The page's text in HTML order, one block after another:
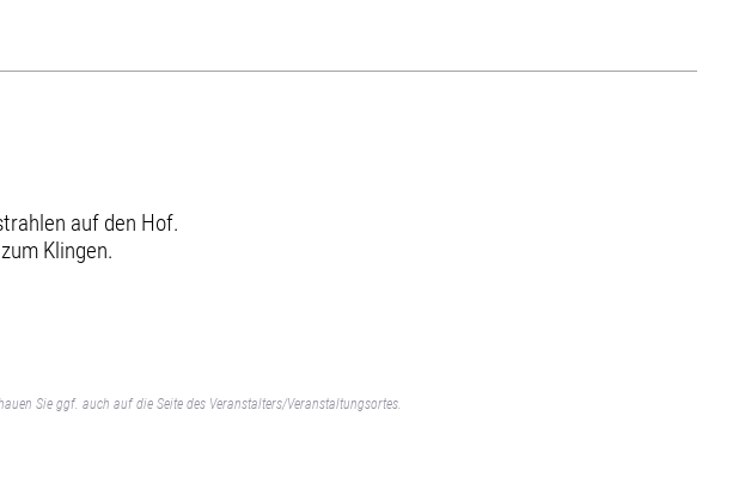
auf den Hof.
Klingen.
Sie ggf. auch auf die Seite des Veranstalters/Veranstaltungsortes.